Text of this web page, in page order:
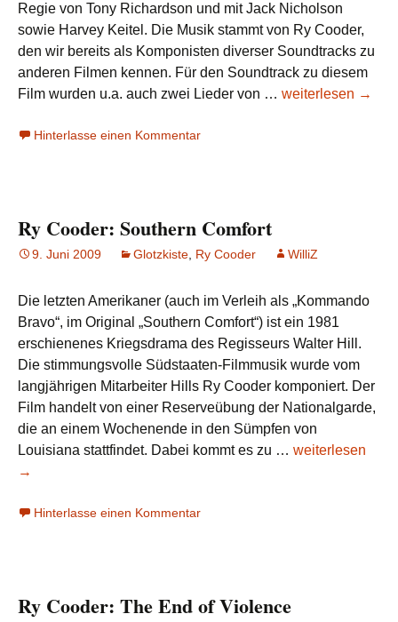
Regie von Tony Richardson und mit Jack Nicholson
sowie Harvey Keitel. Die Musik stammt von Ry Cooder,
den wir bereits als Komponisten diverser Soundtracks zu
anderen Filmen kennen. Für den Soundtrack zu diesem
Film wurden u.a. auch zwei Lieder von … Ry
weiterlesen →
Hinterlasse einen Kommentar
Ry Cooder: Southern Comfort
9. Juni 2009 Glotzkiste Ry Cooder WilliZ
Die letzten Amerikaner (auch im Verleih als „Kommando
Bravo“, im Original „Southern Comfort“) ist ein 1981
erschienenes Kriegsdrama des Regisseurs Walter Hill.
Die stimmungsvolle Südstaaten-Filmmusik wurde vom
langjährigen Mitarbeiter Hills Ry Cooder komponiert. Der
Film handelt von einer Reserveübung der Nationalgarde,
die an einem Wochenende in den Sümpfen von
Louisiana stattfindet. Dabei kommt es zu … Ry
weiterlesen
→
Hinterlasse einen Kommentar
Ry Cooder: The End of Violence